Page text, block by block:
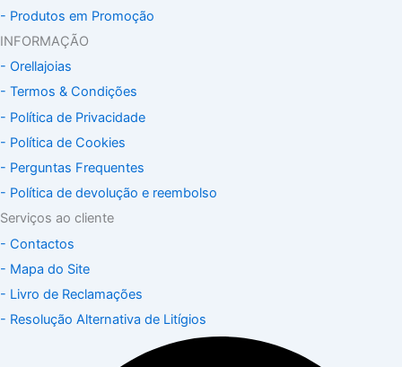
- Produtos em Promoção
INFORMAÇÃO
- Orellajoias
- Termos & Condições
- Política de Privacidade
- Política de Cookies
- Perguntas Frequentes
- Política de devolução e reembolso
Serviços ao cliente
- Contactos
- Mapa do Site
- Livro de Reclamações
- Resolução Alternativa de Litígios